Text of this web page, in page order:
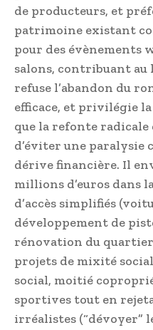
de producteurs, et
patrimoine existant
pour des évènements
salons, contribuant
refuse l’abandon du
efficace, et privilégie
que la refonte radicale
d’éviter une paralysie
dérive financière. Il
millions d’euros dans
d’accès simplifiés
développement de
rénovation du quartier
projets de mixité
social, moitié
sportives tout en
irréalistes (“dévoyer”